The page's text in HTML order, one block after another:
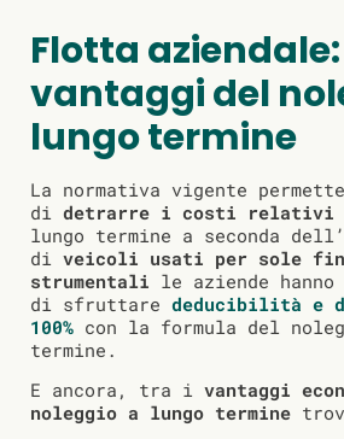
Flotta
vantaggi del
lungo termine
La normativa vigente
di detrarre i costi relativi
lungo termine a seconda
di veicoli usati per sole
strumentali le aziende
di sfruttare deducibilità e
100% con la formula del
termine.
E ancora, tra i vantaggi
noleggio a lungo termine